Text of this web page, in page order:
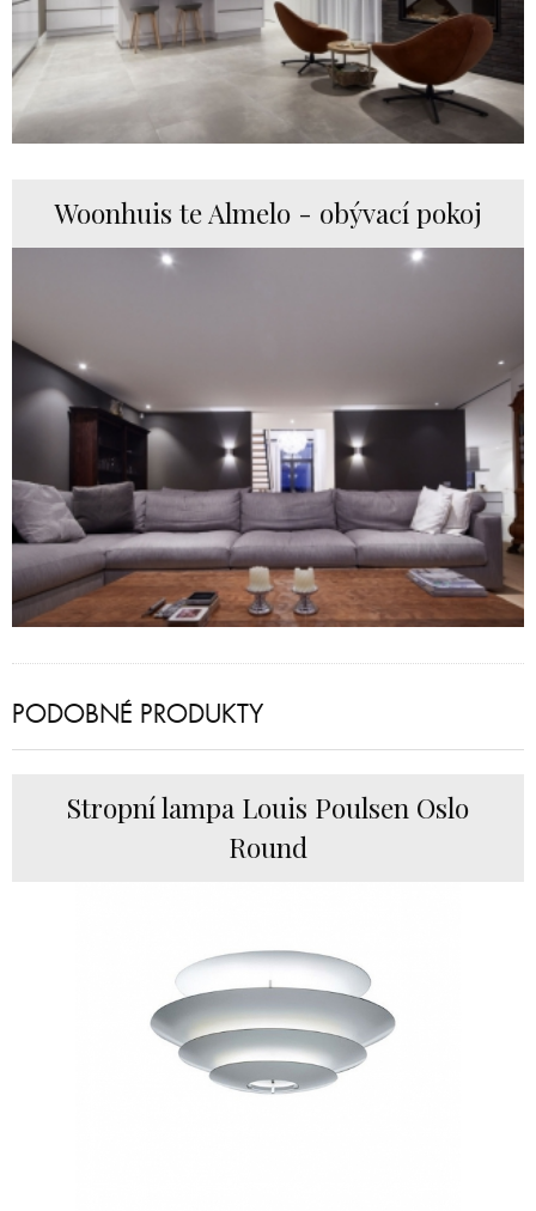
Woonhuis te Almelo - obývací pokoj
PODOBNÉ PRODUKTY
Stropní lampa Louis Poulsen Oslo
Round